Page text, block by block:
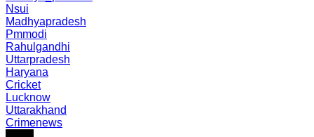
Nsui
Madhyapradesh
Pmmodi
Rahulgandhi
Uttarpradesh
Haryana
Cricket
Lucknow
Uttarakhand
Crimenews